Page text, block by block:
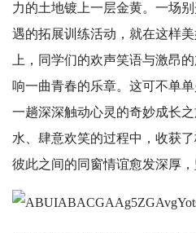
力的土地镀上一层金黄。一场
遇的拓展训练活动，就在这样
上，同学们的欢声笑语与激昂
响一曲青春的乐章。这可不单
一趟深深触动心灵的奇妙成长
水、肆意欢笑的过程中，收获
彼此之间的同窗情谊愈发深厚，